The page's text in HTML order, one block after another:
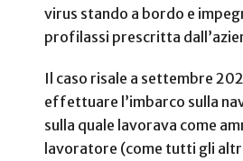
virus stando a bordo e
profilassi prescritta
Il caso risale a settembre
effettuare l’imbarco sulla
sulla quale lavorava come
lavoratore (come tutti gli